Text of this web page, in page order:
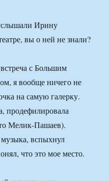
Ирину
вы о ней не знали?
с Большим
я вообще ничего не
на самую галерку.
продефилировала
Мелик-Пашаев).
вспыхнул
что это мое место.